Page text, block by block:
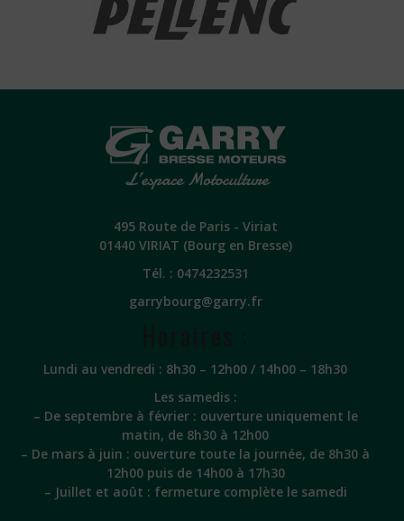
495 Route de Paris - Viriat
01440 VIRIAT (Bourg en Bresse)
Tél. : 0474232531
garrybourg@garry.fr
Lundi au vendredi : 8h30 – 12h00 / 14h00 – 18h30
Les samedis :
– De septembre à février : ouverture uniquement le
matin, de 8h30 à 12h00
– De mars à juin : ouverture toute la journée, de 8h30 à
12h00 puis de 14h00 à 17h30
– Juillet et août : fermeture complète le samedi